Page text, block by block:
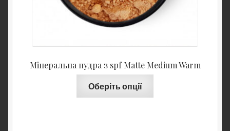
Мінеральна пудра з spf Matte Medium Warm
Оберіть опції